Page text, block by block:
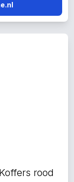
rood